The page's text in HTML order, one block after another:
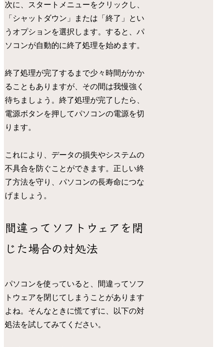
次に、スタートメニューをクリックし、
「シャットダウン」または「終了」とい
うオプションを選択します。すると、パ
ソコンが自動的に終了処理を始めます。
終了処理が完了するまで少々時間がかか
ることもありますが、その間は我慢強く
待ちましょう。終了処理が完了したら、
電源ボタンを押してパソコンの電源を切
ります。
これにより、データの損失やシステムの
不具合を防ぐことができます。正しい終
了方法を守り、パソコンの長寿命につな
げましょう。
間違ってソフトウェアを閉
じた場合の対処法
パソコンを使っていると、間違ってソフ
トウェアを閉じてしまうことがあります
よね。そんなときに慌てずに、以下の対
処法を試してみてください。